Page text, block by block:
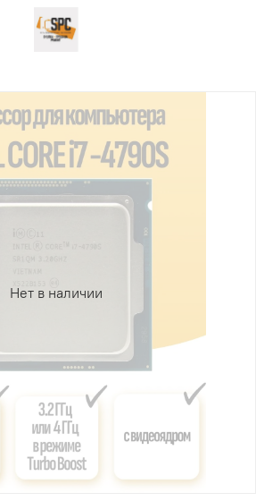
Нет в наличии